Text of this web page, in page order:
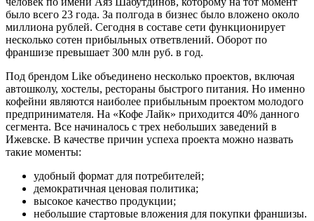
было всего 23 года. За полгода в бизнес было вложено около
миллиона рублей. Сегодня в составе сети функционирует
несколько сотен прибыльных ответвлений. Оборот по
франшизе превышает 300 млн руб. в год.
Под брендом Like объединено несколько проектов, включая
автошколу, хостелы, рестораны быстрого питания. Но именно
кофейни являются наиболее прибыльным проектом молодого
предпринимателя. На «Кофе Лайк» приходится 40% данного
сегмента. Все начиналось с трех небольших заведений в
Ижевске. В качестве причин успеха проекта можно назвать
такие моменты:
удобный формат для потребителей;
демократичная ценовая политика;
высокое качество продукции;
небольшие стартовые вложения для покупки франшизы.